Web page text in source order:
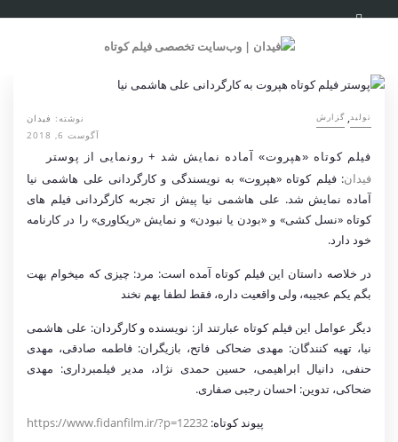
تولید, گزارش نوشته: فیدان
آگوست 6, 2018
فیلم کوتاه «هپروت» آماده نمایش شد + رونمایی از پوستر
فیدان: فیلم کوتاه «هپروت» به نویسندگی و کارگردانی علی هاشمی نیا
آماده نمایش شد. علی هاشمی نیا پیش از تجربه کارگردانی فیلم های
کوتاه «نسل کشی» و «بودن یا نبودن» و نمایش «ریکاوری» را در کارنامه
خود دارد.
در خلاصه داستان این فیلم کوتاه آمده است: مرد: چیزی که میخوام بهت
بگم یکم عجیبه، ولی واقعیت داره، فقط لطفا بهم نخند
دیگر عوامل این فیلم کوتاه عبارتند از: نویسنده و کارگردان: علی هاشمی
نیا، تهیه کنندگان: مهدی ضحاکی فاتح، بازیگران: فاطمه صادقی، مهدی
حنفی، دانیال ابراهیمی، حسین حمدی نژاد، مدیر فیلمبرداری: مهدی
ضحاکی، تدوین: احسان رجبی صفاری.
پیوند کوتاه: https://www.fidanfilm.ir/?p=12232